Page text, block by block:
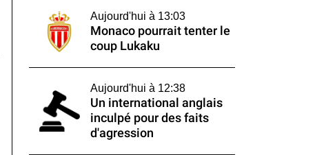
Aujourd'hui à 13:03
Monaco pourrait tenter le
coup Lukaku
Aujourd'hui à 12:38
Un international anglais
inculpé pour des faits
d'agression